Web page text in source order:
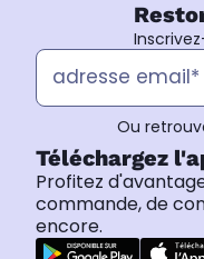
Ou
Téléchargez
Profitez
commande, de
encore.